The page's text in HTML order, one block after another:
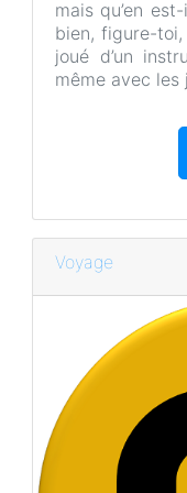
mais qu’en
bien, figure-
joué d’un
même avec les
Voyage